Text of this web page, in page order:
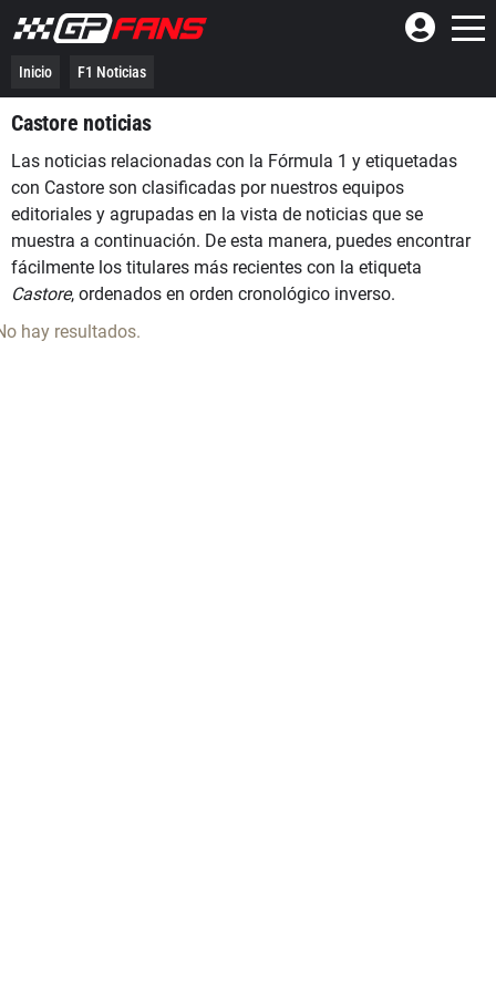
Inicio F1 Noticias
Castore noticias
Las noticias relacionadas con la Fórmula 1 y etiquetadas
con Castore son clasificadas por nuestros equipos
editoriales y agrupadas en la vista de noticias que se
muestra a continuación. De esta manera, puedes encontrar
fácilmente los titulares más recientes con la etiqueta
Castore, ordenados en orden cronológico inverso.
hay resultados.